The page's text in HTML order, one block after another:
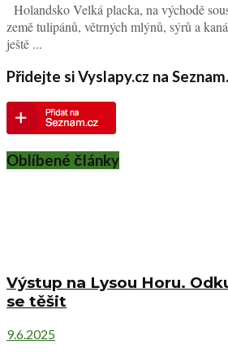
Holandsko Velká placka, na východě
země tulipánů, větrných mlýnů, sýrů a
ještě ...
Přidejte si Vyslapy.cz na
Oblíbené články
Výstup na Lysou Horu.
se těšit
9.6.2025